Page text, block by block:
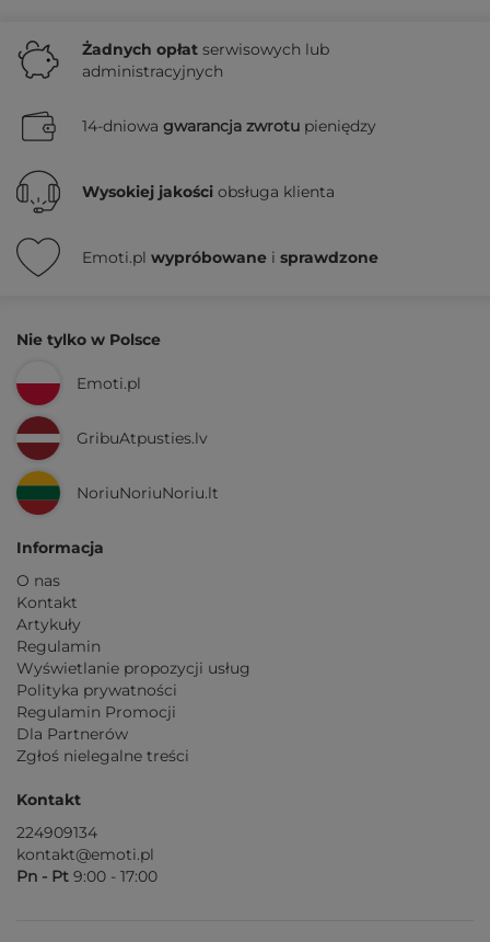
Żadnych opłat serwisowych lub
administracyjnych
14-dniowa gwarancja zwrotu pieniędzy
Wysokiej jakości obsługa klienta
Emoti.pl wypróbowane i sprawdzone
Nie tylko w Polsce
Emoti.pl
GribuAtpusties.lv
NoriuNoriuNoriu.lt
Informacja
O nas
Kontakt
Artykuły
Regulamin
Wyświetlanie propozycji usług
Polityka prywatności
Regulamin Promocji
Dla Partnerów
Zgłoś nielegalne treści
Kontakt
224909134
kontakt@emoti.pl
Pn - Pt 9:00 - 17:00